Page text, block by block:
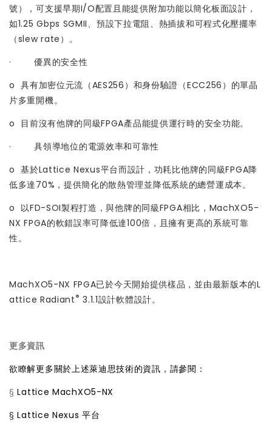
號），可支援早期I/O配置且能提供附加功能以簡化板面設計，
如1.25 Gbps SGMII、預設下拉電阻、熱插拔和可程式化壓擺率
（slew rate）。
· 優異的安全性
o 具有加密位元流（AES256）和身份驗證（ECC256）的單晶
片多重開機。
o 目前沒有他牌的同級FPGA產品能提供運行時的安全功能。
· 具領導地位的電源效率和可靠性
o 基於Lattice Nexus平台而設計，功耗比他牌的同級FPGA降
低多達70%，提供簡化的散熱管理並降低系統的總營運成本。
o 以FD-SOI製程打造，與他牌的同級FPGA相比，MachXO5-
NX FPGA的軟錯誤率可降低達100倍，且擁有更高的系統可靠
性。
MachXO5-NX FPGA已於今天開始提供樣品，並由最新版本的L
attice Radiant ® 3.1.1設計軟體設計。
更多資訊
欲瞭解更多關於上述萊迪思技術的資訊，請參閱：
§Lattice MachXO5-NX
§Lattice Nexus 平台